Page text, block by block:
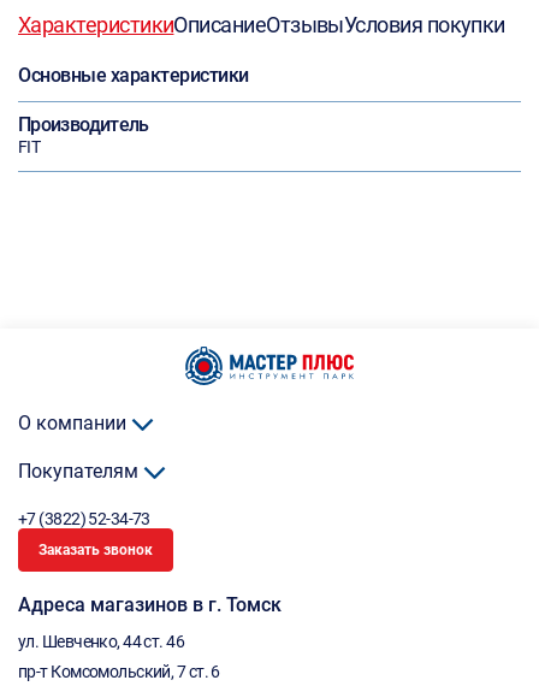
ХарактеристикиОписаниеОтзывыУсловия покупки
Основные характеристики
Производитель
FIT
О компании
Покупателям
+7 (3822) 52-34-73
Заказать звонок
Адреса магазинов в г. Томск
ул. Шевченко, 44 ст. 46
пр-т Комсомольский, 7 ст. 6